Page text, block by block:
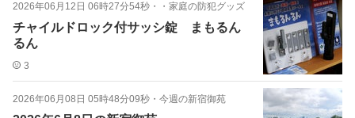
2026年06月12日 06時27分54秒 ・ ・家庭の防犯グッズ
チャイルドロック付サッシ錠 まもるん
るん
3
2026年06月08日 05時48分09秒 ・ 今週の新宿御苑